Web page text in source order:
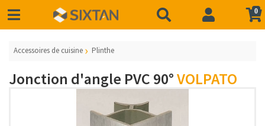
0
Accessoires de cuisine Plinthe
Jonction d'angle PVC 90°VOLPATO